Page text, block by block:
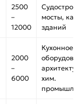
2500
–
12000
мосты,
зданий
2000
–
6000
Кухонное
хим.